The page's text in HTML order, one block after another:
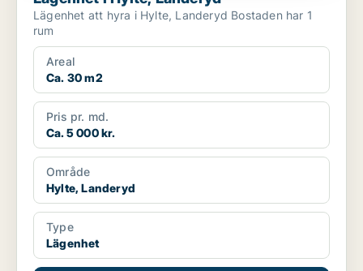
Lägenhet att hyra i Hylte, Landeryd Bostaden har 1
rum
Areal
Ca. 30 m2
Pris pr. md.
Ca. 5 000 kr.
Område
Hylte, Landeryd
Type
Lägenhet